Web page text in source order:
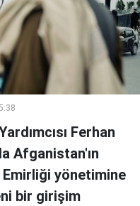
Ferhan
Afganistan'ın
yönetimine
bir girişim